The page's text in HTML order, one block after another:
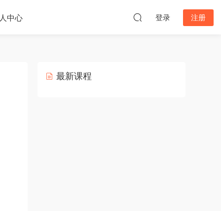
中心 登录 注册
最新课程